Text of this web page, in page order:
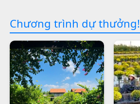
Chương trình dự thưởng!